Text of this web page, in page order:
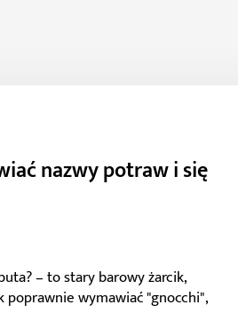
nazwy potraw i się
– to stary barowy żarcik,
wymawiać "gnocchi",